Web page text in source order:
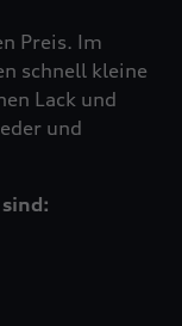
Preis. Im
schnell kleine
Lack und
und